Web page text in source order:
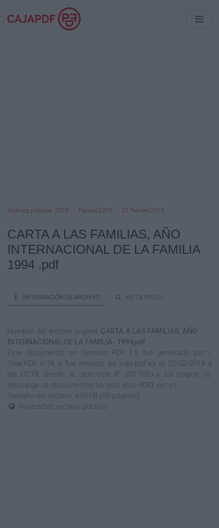
Archivos públicos: 2019 Febrero 2019 22 Febrero 2019
CARTA A LAS FAMILIAS, AÑO
INTERNACIONAL DE LA FAMILIA
1994 .pdf
INFORMACIÓN DE ARCHIVO VISTA PREVIA
Nombre del archivo original: CARTA A LAS FAMILIAS, AÑO
INTERNACIONAL DE LA FAMILIA- 1994.pdf
Este documento en formato PDF 1.5 fue generado por /
Skia/PDF m74, y fue enviado en caja-pdf.es el 22/02/2019 a
las 02:18, desde la dirección IP 201.105.x.x. La página de
descarga de documentos ha sido vista 4081 veces.
Tamaño del archivo: 439 KB (50 páginas).
Privacidad: archivo público